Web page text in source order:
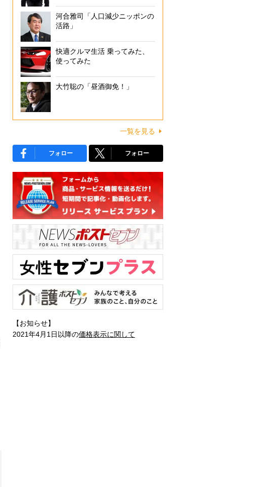
河合雅司「人口減少ニッポンの
活路」
快適クルマ生活 乗ってみた、
使ってみた
大竹聡の「昼酒御免！」
一覧を見る
フォロー フォロー
【お知らせ】
2021年4月1日以降の価格表示に関して